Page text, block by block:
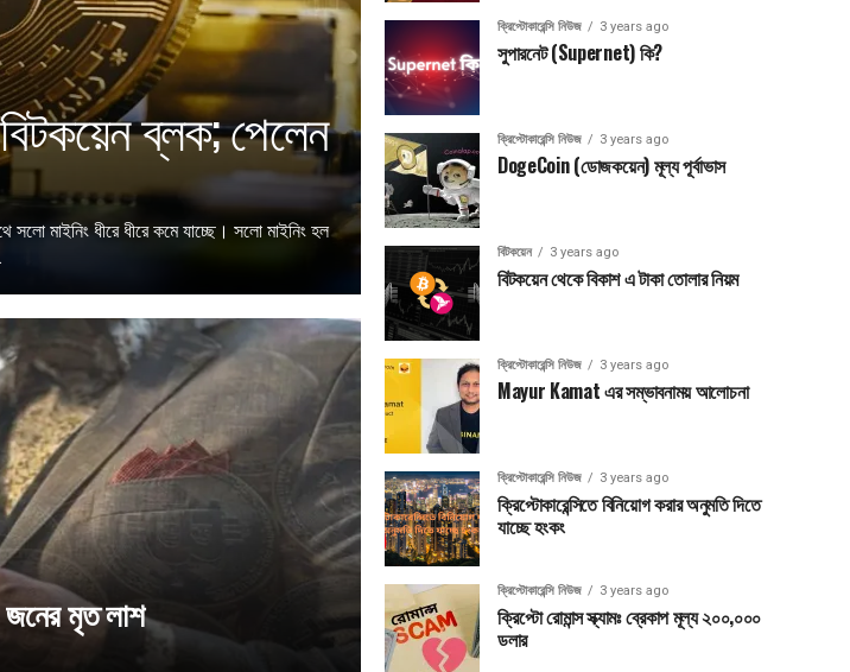
ব্লক; পেলেন
সলো মাইনিং ধীরে ধীরে কমে যাচ্ছে। সলো মাইনিং হল
জনের মৃত লাশ
ক্রিপ্টোকারেন্সি নিউজ 3 years ago
সুপারনেট (Supernet) কি?
ক্রিপ্টোকারেন্সি নিউজ 3 years ago
DogeCoin (ডোজকয়েন) মূল্য পূর্বাভাস
বিটকয়েন 3 years ago
বিটকয়েন থেকে বিকাশ এ টাকা তোলার নিয়ম
ক্রিপ্টোকারেন্সি নিউজ 3 years ago
Mayur Kamat এর সম্ভাবনাময় আলোচনা
ক্রিপ্টোকারেন্সি নিউজ 3 years ago
ক্রিপ্টোকারেন্সিতে বিনিয়োগ করার অনুমতি দিতে
যাচ্ছে হংকং
ক্রিপ্টোকারেন্সি নিউজ 3 years ago
ক্রিপ্টো রোমান্স স্ক্যামঃ ব্রেকাপ মূল্য ২০০,০০০
ডলার